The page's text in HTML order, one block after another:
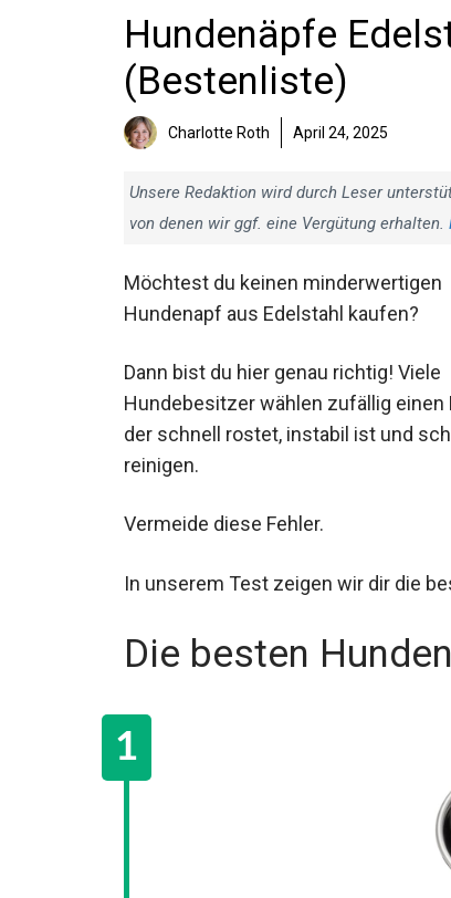
Hundenäpfe
(Bestenliste)
Charlotte Roth April 24, 2025
Unsere Redaktion wird durch Leser
von denen wir ggf. eine Vergütung erhalten.
Möchtest du keinen minderwertigen
Hundenapf aus Edelstahl kaufen?
Dann bist du hier genau richtig! Viele
Hundebesitzer wählen zufällig einen
der schnell rostet, instabil ist und
reinigen.
Vermeide diese Fehler.
In unserem Test zeigen wir dir die
Die besten